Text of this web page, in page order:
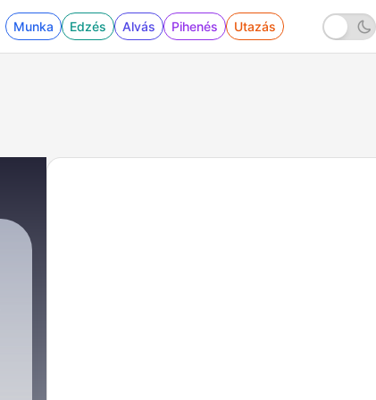
Munka Edzés Alvás Pihenés Utazás